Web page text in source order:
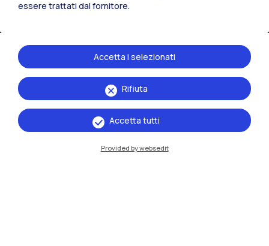
IT EN
Sedi
Milano Leonardo
essere trattati dal fornitore.
Rifiuta
Accetta i selezionati
Accetta tutti
Provided by websedit